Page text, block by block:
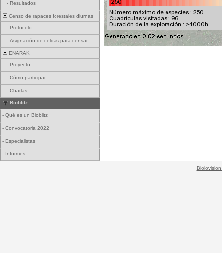
- Resultados
Censo de rapaces forestales diurnas
- Protocolo
- Asignación de celdas para censar
ENARAK
- Proyecto
- Cómo participar
- Charlas
Bioblitz
- Qué es un Bioblitz
- Convocatoria 2022
- Especialistas
- Informes
Biolovision